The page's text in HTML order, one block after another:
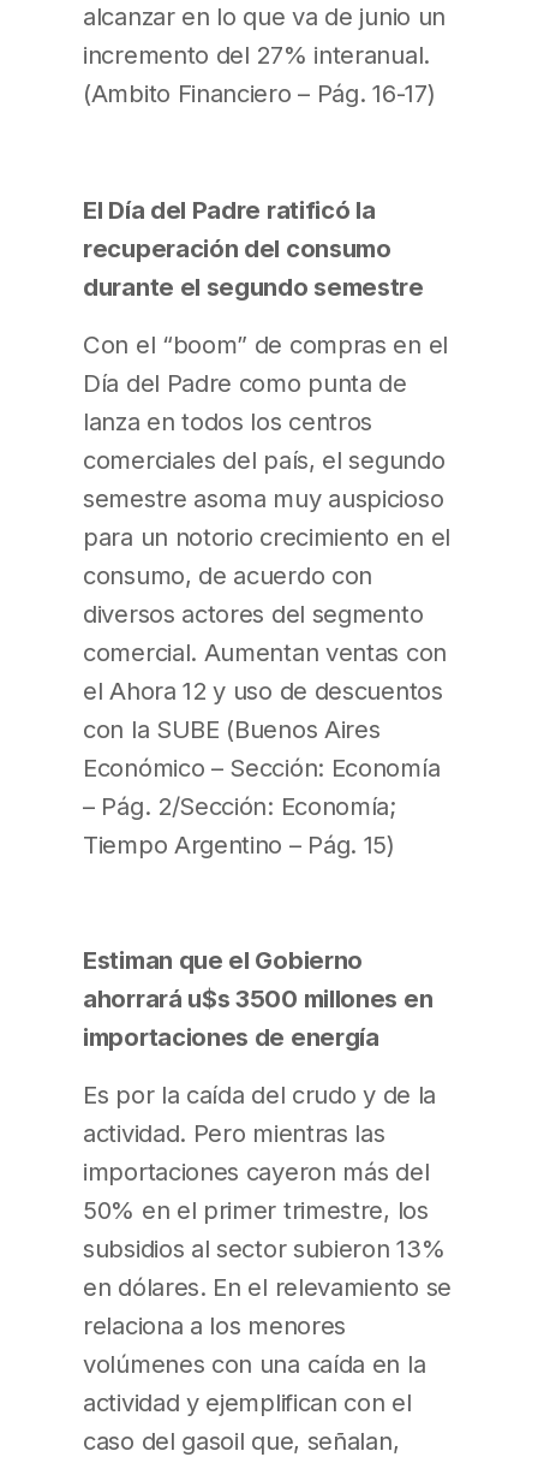
alcanzar en lo que va de junio un
incremento del 27% interanual.
(Ambito Financiero – Pág. 16-17)
El Día del Padre ratificó la
recuperación del consumo
durante el segundo semestre
Con el “boom” de compras en el
Día del Padre como punta de
lanza en todos los centros
comerciales del país, el segundo
semestre asoma muy auspicioso
para un notorio crecimiento en el
consumo, de acuerdo con
diversos actores del segmento
comercial. Aumentan ventas con
el Ahora 12 y uso de descuentos
con la SUBE (Buenos Aires
Económico – Sección: Economía
– Pág. 2/Sección: Economía;
Tiempo Argentino – Pág. 15)
Estiman que el Gobierno
ahorrará u$s 3500 millones en
importaciones de energía
Es por la caída del crudo y de la
actividad. Pero mientras las
importaciones cayeron más del
50% en el primer trimestre, los
subsidios al sector subieron 13%
en dólares. En el relevamiento se
relaciona a los menores
volúmenes con una caída en la
actividad y ejemplifican con el
caso del gasoil que, señalan,